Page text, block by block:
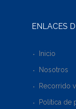
ENLACES
Inicio
Nosotros
Recorrido
Política de